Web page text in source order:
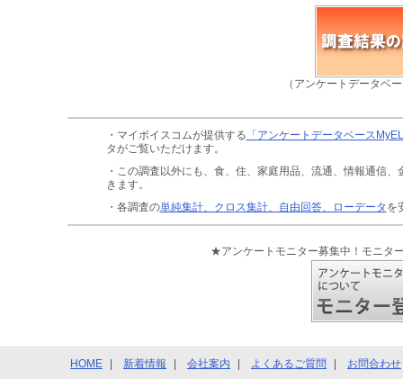
（アンケートデータベ
・マイボイスコムが提供する 「アンケートデータベース
タがご覧いただけます。
・この調査以外にも、食、住、家庭用品、流通、情報通信、
きます。
・各調査の単純集計、クロス集計、自由回答、ローデータ を
★アンケートモニター募集中！モニタ
HOME 新着情報 会社案内 よくあるご質問 お問合わせ